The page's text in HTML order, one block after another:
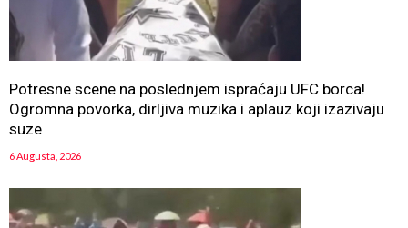
Potresne scene na poslednjem ispraćaju UFC borca!
Ogromna povorka, dirljiva muzika i aplauz koji izazivaju
suze
6 Augusta, 2026